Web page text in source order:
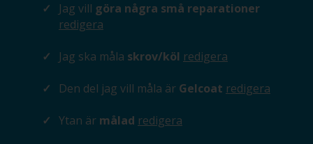
Jag vill göra några små reparationer
redigera
Jag ska måla skrov/köl redigera
Den del jag vill måla är Gelcoat redigera
Ytan är målad redigera